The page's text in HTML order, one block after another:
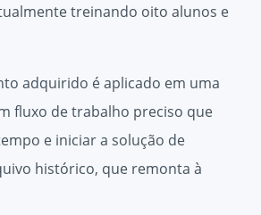
treinando oito alunos e
adquirido é aplicado em uma
fluxo de trabalho preciso que
e iniciar a solução de
histórico, que remonta à